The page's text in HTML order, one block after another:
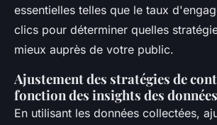
essentielles telles que le taux
clics pour déterminer quelles
mieux auprès de votre public.
Ajustement des stratégies de
fonction des insights des données
En utilisant les données collectées,